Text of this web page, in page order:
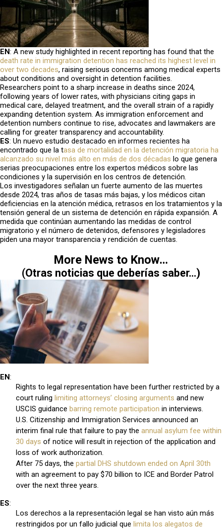
EN: A new study highlighted in recent reporting has found that the
death rate in immigration detention has reached its highest level in
over two decades, raising serious concerns among medical experts
about conditions and oversight in detention facilities.
Researchers point to a sharp increase in deaths since 2024,
following years of lower rates, with physicians citing gaps in
medical care, delayed treatment, and the overall strain of a rapidly
expanding detention system. As immigration enforcement and
detention numbers continue to rise, advocates and lawmakers are
calling for greater transparency and accountability.
ES: Un nuevo estudio destacado en informes recientes ha
encontrado que la tasa de mortalidad en la detención migratoria ha
alcanzado su nivel más alto en más de dos décadas lo que genera
serias preocupaciones entre los expertos médicos sobre las
condiciones y la supervisión en los centros de detención.
Los investigadores señalan un fuerte aumento de las muertes
desde 2024, tras años de tasas más bajas, y los médicos citan
deficiencias en la atención médica, retrasos en los tratamientos y la
tensión general de un sistema de detención en rápida expansión. A
medida que continúan aumentando las medidas de control
migratorio y el número de detenidos, defensores y legisladores
piden una mayor transparencia y rendición de cuentas.
More News to Know…
(Otras noticias que deberías saber…)
EN:
Rights to legal representation have been further restricted by a
court ruling limiting attorneys’ closing arguments and new
USCIS guidance barring remote participation in interviews.
U.S. Citizenship and Immigration Services announced an
interim final rule that failure to pay the annual asylum fee within
30 days of notice will result in rejection of the application and
loss of work authorization.
After 75 days, the partial DHS shutdown ended on April 30th
with an agreement to pay $70 billion to ICE and Border Patrol
over the next three years.
ES:
Los derechos a la representación legal se han visto aún más
restringidos por un fallo judicial que limita los alegatos de